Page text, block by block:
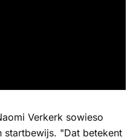
Verkerk sowieso
startbewijs. "Dat betekent